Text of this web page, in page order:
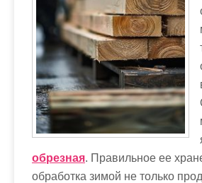
обрезная. Правильное ее
обработка зимой не только